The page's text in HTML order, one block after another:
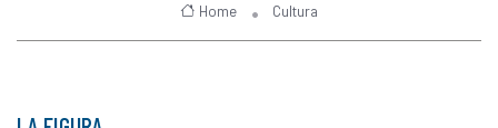
Home Cultura